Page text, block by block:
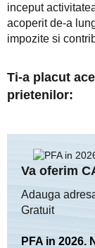
inceput
acoperit de-a
impozite si
Ti-a placut
prietenilor:
Va oferim
Adauga
Gratuit
PFA in 2026.